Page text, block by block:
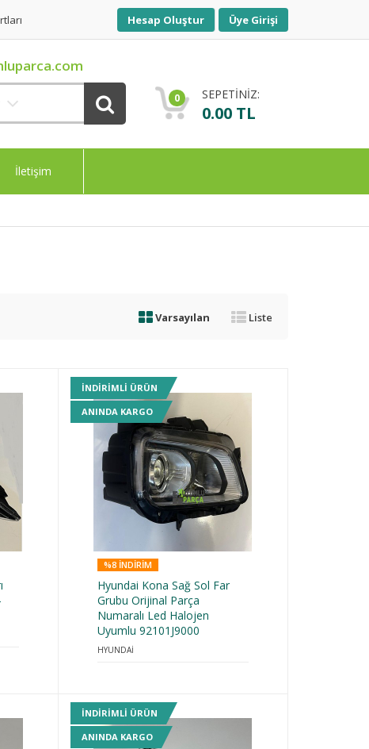
Hesap Oluştur Üye Girişi
0 SEPETİNİZ:
0.00 TL
İletişim
Varsayılan Liste
INDIRIMLI ÜRÜN
ANINDA KARGO
%8 INDIRIM
Hyundai Kona Sağ Sol Far
Grubu Orijinal Parça
Numaralı Led Halojen
Uyumlu 92101J9000
HYUNDAİ
INDIRIMLI ÜRÜN
ANINDA KARGO